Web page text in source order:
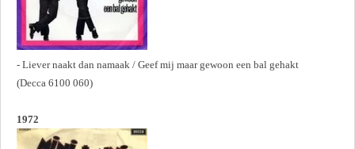
- Liever naakt dan namaak / Geef mij maar gewoon een bal gehakt
(Decca 6100 060)
1972